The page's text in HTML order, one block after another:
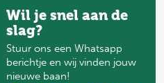
Wil je snel aan de
slag?
Stuur ons een Whatsapp
berichtje en wij vinden jouw
nieuwe baan!